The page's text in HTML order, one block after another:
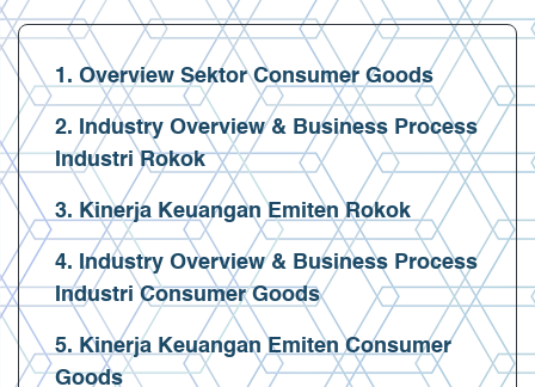
1. Overview Sektor Consumer Goods
2. Industry Overview & Business Process
Industri Rokok
3. Kinerja Keuangan Emiten Rokok
4. Industry Overview & Business Process
Industri Consumer Goods
5. Kinerja Keuangan Emiten Consumer
Goods